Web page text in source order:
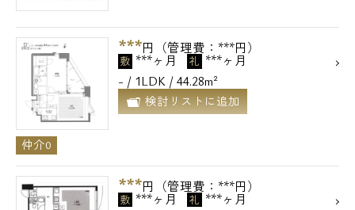
***円（管理費：***円）
敷 ***ヶ月 礼 ***ヶ月
- / 1LDK / 44.28m²
検討リストに追加
仲介0
***円（管理費：***円）
敷 ***ヶ月 礼 ***ヶ月